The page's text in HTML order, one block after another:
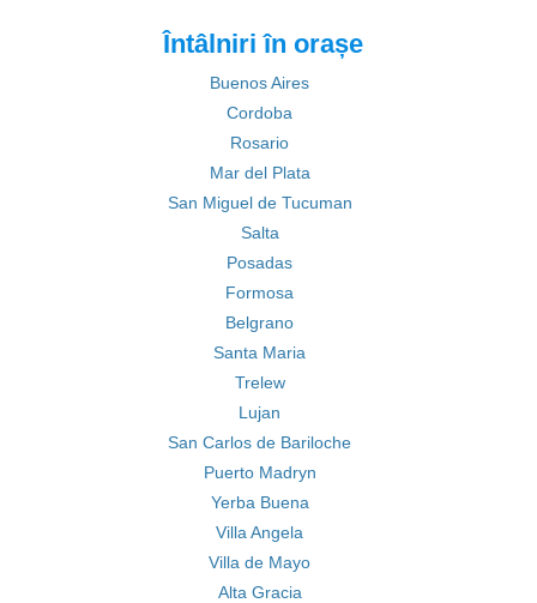
Întâlniri în orașe
Buenos Aires
Cordoba
Rosario
Mar del Plata
San Miguel de Tucuman
Salta
Posadas
Formosa
Belgrano
Santa Maria
Trelew
Lujan
San Carlos de Bariloche
Puerto Madryn
Yerba Buena
Villa Angela
Villa de Mayo
Alta Gracia